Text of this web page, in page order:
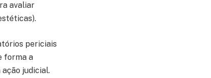
avaliar
periciais
forma a
judicial.